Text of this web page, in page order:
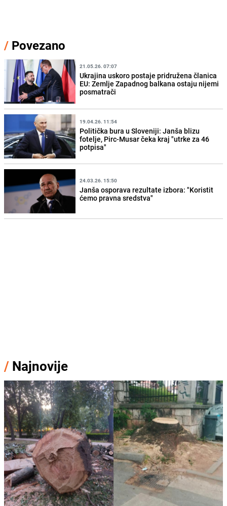
/ Povezano
21.05.26. 07:07
Ukrajina uskoro postaje pridružena članica
EU: Zemlje Zapadnog balkana ostaju nijemi
posmatrači
19.04.26. 11:54
Politička bura u Sloveniji: Janša blizu
fotelje, Pirc-Musar čeka kraj "utrke za 46
potpisa"
24.03.26. 15:50
Janša osporava rezultate izbora: "Koristit
ćemo pravna sredstva"
/ Najnovije